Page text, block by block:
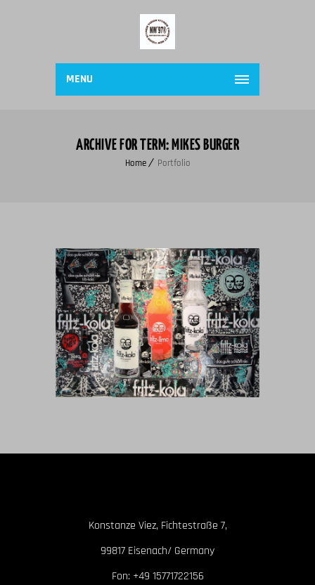
MENU
ARCHIVE FOR TERM: MIKES BURGER
Home Portfolio
Konstanze Viez, Fichtestraße 7,
99817 Eisenach/ Germany
Fon: +49 15771722156